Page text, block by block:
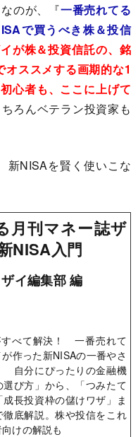
のが、『一番売れてる
で買うべき株＆投信
が株＆投資信託の、銘
ススメする画期的な1
心者も、ここに上げて
ろんベテラン投資家も
新NISAを賢く使いこな
月刊マネー誌ザ
NISA入門
イ編集部 編
すべて解決！ 一番売れて
作った新NISAの一番やさ
自分にぴったりの金融機
び方」から、「つみたて
長投資枠の儲けワザ」ま
底解説。株や投信をこれ
けの解説も